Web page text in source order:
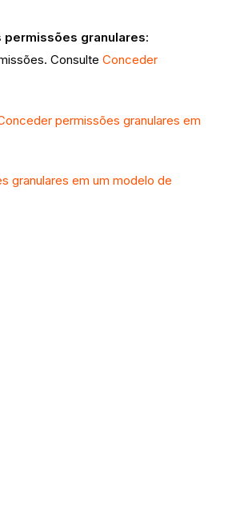
permissões granulares:
Consulte Conceder
permissões granulares em
granulares em um modelo de